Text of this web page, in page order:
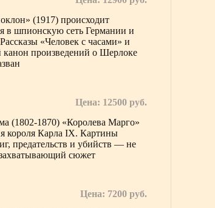
(1917) происходит
в шпионскую сеть Германии и
«Человек с часами» и
канон произведений о Шерлоке
Цена: 12500 руб.
(1802-1870) «Королева Марго»
короля Карла IX. Картины
предательств и убийств — не
сюжет
Цена: 7200 руб.